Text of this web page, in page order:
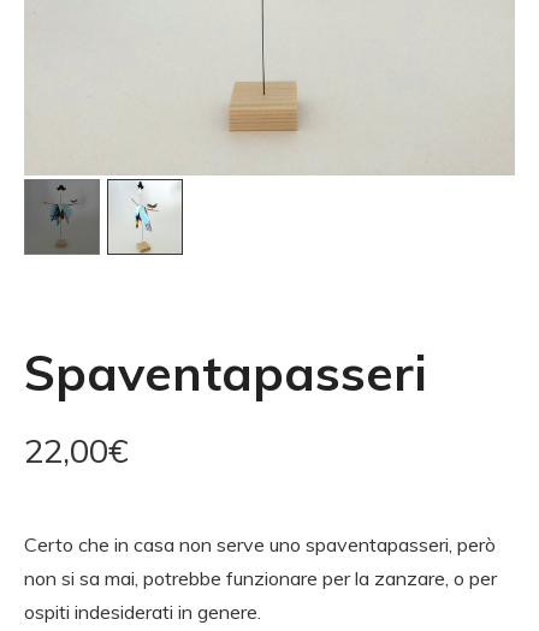
Spaventapasseri
22,00€
Certo che in casa non serve uno spaventapasseri, però
non si sa mai, potrebbe funzionare per la zanzare, o per
ospiti indesiderati in genere.